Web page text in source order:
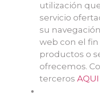
utilización
servicio
su
web con el
productos o
ofrecemos.
tercerosAQUI